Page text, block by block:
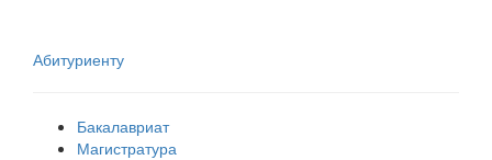
Абитуриенту
Бакалавриат
Магистратура